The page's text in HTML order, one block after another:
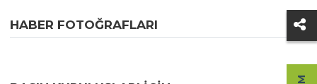
HABER FOTOĞRAFLARI